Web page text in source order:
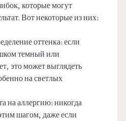
которые могут
Вот некоторые из них:
оттенка: если
темный или
это может выглядеть
на светлых
на аллергию: никогда
шагом, даже если